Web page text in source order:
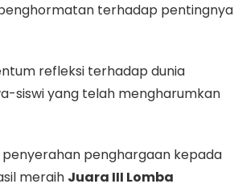
terhadap pentingnya
refleksi terhadap dunia
siswi yang telah mengharumkan
penghargaan kepada
meraih Juara III Lomba